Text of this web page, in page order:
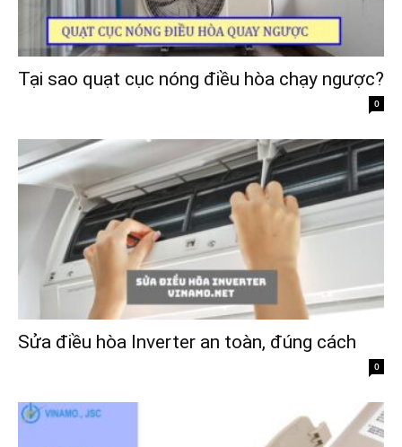
Tại sao quạt cục nóng điều hòa chạy ngược?
0
Sửa điều hòa Inverter an toàn, đúng cách
0